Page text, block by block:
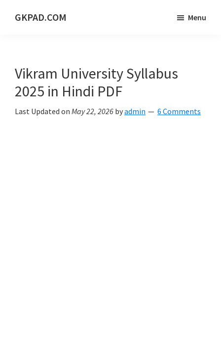
GKPAD.COM
PORTAL
Menu
Vikram University Syllabus
2025 in Hindi PDF
Last Updated on May 22, 2026 byadmin 6 Comments